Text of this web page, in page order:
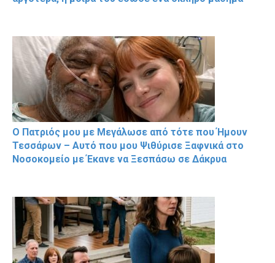
Ο Πατριός μου με Μεγάλωσε από τότε που Ήμουν
Τεσσάρων – Αυτό που μου Ψιθύρισε Ξαφνικά στο
Νοσοκομείο με Έκανε να Ξεσπάσω σε Δάκρυα